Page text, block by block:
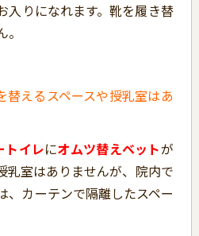
入りになれます。靴を履き替
替えるスペースや授乳室はあ
トイレにオムツ替えベットが
乳室はありませんが、院内で
、カーテンで隔離したスペー